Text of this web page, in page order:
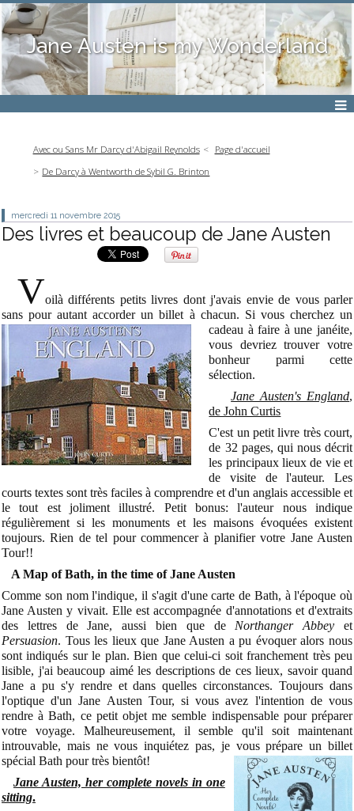
Jane Austen is my Wonderland
Avec ou Sans Mr Darcy d'Abigail Reynolds
Page d'accueil
De Darcy à Wentworth de Sybil G. Brinton
mercredi 11 novembre 2015
Des livres et beaucoup de Jane Austen
Voilà différents petits livres dont j'avais envie de vous parler
sans pour autant accorder un billet à chacun. Si vous cherchez un
cadeau à faire à une janéite,
vous devriez trouver votre
bonheur parmi cette
sélection.
Jane Austen's England,
de John Curtis
C'est un petit livre très court,
de 32 pages, qui nous décrit
les principaux lieux de vie et
de visite de l'auteur. Les
courts textes sont très faciles à comprendre et d'un anglais accessible et
le tout est joliment illustré. Petit bonus: l'auteur nous indique
régulièrement si les monuments et les maisons évoquées existent
toujours. Rien de tel pour commencer à planifier votre Jane Austen
Tour!!
A Map of Bath, in the time of Jane Austen
Comme son nom l'indique, il s'agit d'une carte de Bath, à l'époque où
Jane Austen y vivait. Elle est accompagnée d'annotations et d'extraits
des lettres de Jane, aussi bien que de Northanger Abbey et
Persuasion. Tous les lieux que Jane Austen a pu évoquer alors nous
sont indiqués sur le plan. Bien que celui-ci soit franchement très peu
lisible, j'ai beaucoup aimé les descriptions de ces lieux, savoir quand
Jane a pu s'y rendre et dans quelles circonstances. Toujours dans
l'optique d'un Jane Austen Tour, si vous avez l'intention de vous
rendre à Bath, ce petit objet me semble indispensable pour préparer
votre voyage. Malheureusement, il semble qu'il soit maintenant
introuvable, mais ne vous inquiétez pas, je vous prépare un billet
spécial Bath pour très bientôt!
Jane Austen, her complete novels in one
sitting.